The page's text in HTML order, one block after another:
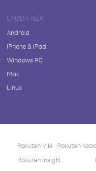
LADDA NER
Android
iPhone & iPad
Windows PC
Mac
Linux
Rakuten Viki Rakuten Kobo
Rakuten Insight